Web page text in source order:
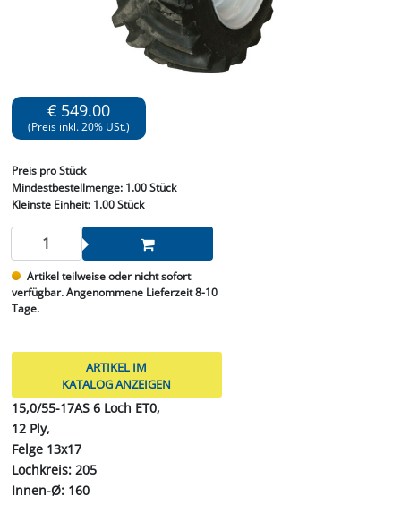
€ 549.00
(Preis inkl. 20% USt.)
Preis pro Stück
Mindestbestellmenge: 1.00 Stück
Kleinste Einheit:1.00 Stück
Artikel teilweise oder nicht sofort
verfügbar. Angenommene Lieferzeit 8-10
Tage.
ARTIKEL IM
KATALOG ANZEIGEN
15,0/55-17AS 6 Loch ET0,
12 Ply,
Felge 13x17
Lochkreis: 205
Innen-Ø: 160